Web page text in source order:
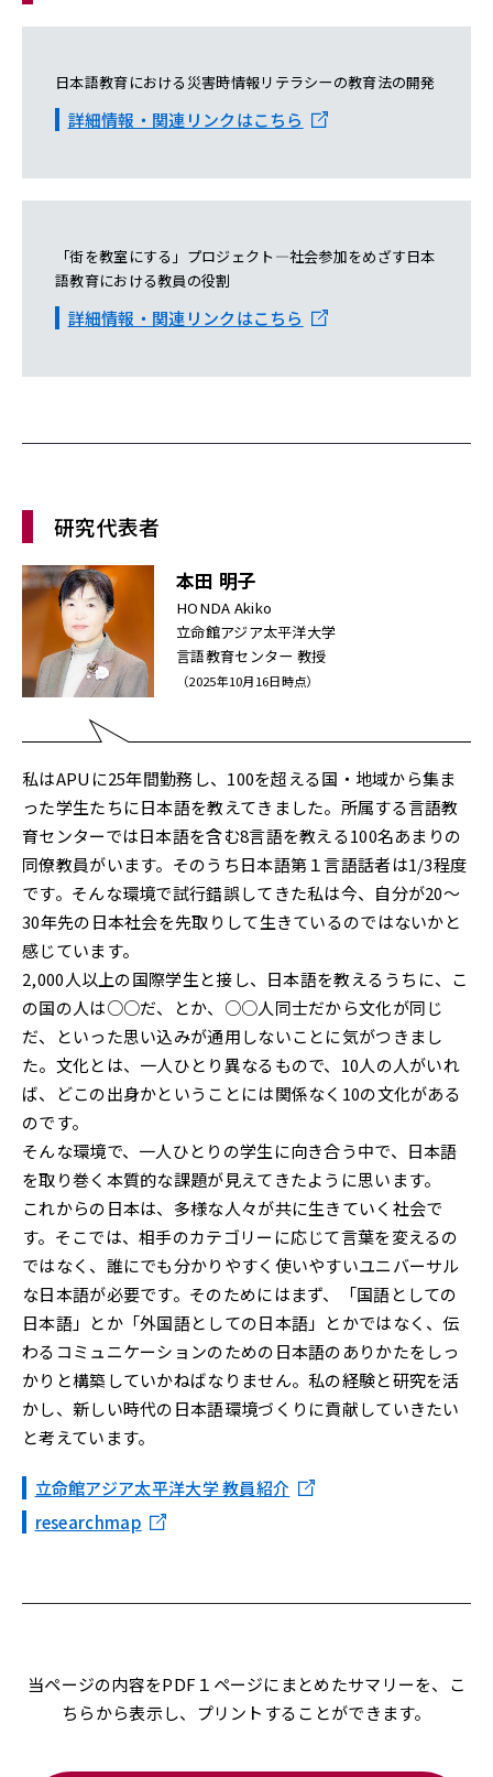
日本語教育における災害時情報リテラシーの教育法の開発
詳細情報・関連リンクはこちら
「街を教室にする」プロジェクト―社会参加をめざす日本
語教育における教員の役割
詳細情報・関連リンクはこちら
研究代表者
本田 明子
HONDA Akiko
立命館アジア太平洋大学
言語教育センター 教授
（2025年10月16日時点）
私はAPUに25年間勤務し、100を超える国・地域から集ま
った学生たちに日本語を教えてきました。所属する言語教
育センターでは日本語を含む8言語を教える100名あまりの
同僚教員がいます。そのうち日本語第１言語話者は1/3程度
です。そんな環境で試行錯誤してきた私は今、自分が20〜
30年先の日本社会を先取りして生きているのではないかと
感じています。
2,000人以上の国際学生と接し、日本語を教えるうちに、こ
の国の人は○○だ、とか、○○人同士だから文化が同じ
だ、といった思い込みが通用しないことに気がつきまし
た。文化とは、一人ひとり異なるもので、10人の人がいれ
ば、どこの出身かということには関係なく10の文化がある
のです。
そんな環境で、一人ひとりの学生に向き合う中で、日本語
を取り巻く本質的な課題が見えてきたように思います。
これからの日本は、多様な人々が共に生きていく社会で
す。そこでは、相手のカテゴリーに応じて言葉を変えるの
ではなく、誰にでも分かりやすく使いやすいユニバーサル
な日本語が必要です。そのためにはまず、「国語としての
日本語」とか「外国語としての日本語」とかではなく、伝
わるコミュニケーションのための日本語のありかたをしっ
かりと構築していかねばなりません。私の経験と研究を活
かし、新しい時代の日本語環境づくりに貢献していきたい
と考えています。
立命館アジア太平洋大学 教員紹介
researchmap
当ページの内容をPDF１ページにまとめたサマリーを、こ
ちらから表示し、プリントすることができます。